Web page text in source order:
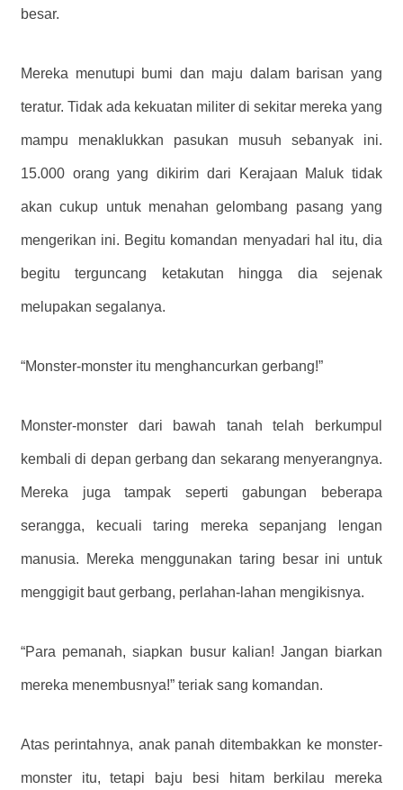
besar.
Mereka menutupi bumi dan maju dalam barisan yang
teratur. Tidak ada kekuatan militer di sekitar mereka yang
mampu menaklukkan pasukan musuh sebanyak ini.
15.000 orang yang dikirim dari Kerajaan Maluk tidak
akan cukup untuk menahan gelombang pasang yang
mengerikan ini. Begitu komandan menyadari hal itu, dia
begitu terguncang ketakutan hingga dia sejenak
melupakan segalanya.
“Monster-monster itu menghancurkan gerbang!”
Monster-monster dari bawah tanah telah berkumpul
kembali di depan gerbang dan sekarang menyerangnya.
Mereka juga tampak seperti gabungan beberapa
serangga, kecuali taring mereka sepanjang lengan
manusia. Mereka menggunakan taring besar ini untuk
menggigit baut gerbang, perlahan-lahan mengikisnya.
“Para pemanah, siapkan busur kalian! Jangan biarkan
mereka menembusnya!” teriak sang komandan.
Atas perintahnya, anak panah ditembakkan ke monster-
monster itu, tetapi baju besi hitam berkilau mereka